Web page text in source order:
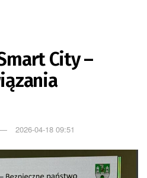
City –
2026-04-18 09:51